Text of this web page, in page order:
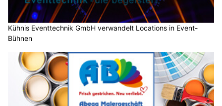
Kühnis Eventtechnik GmbH verwandelt Locations in Event-
Bühnen